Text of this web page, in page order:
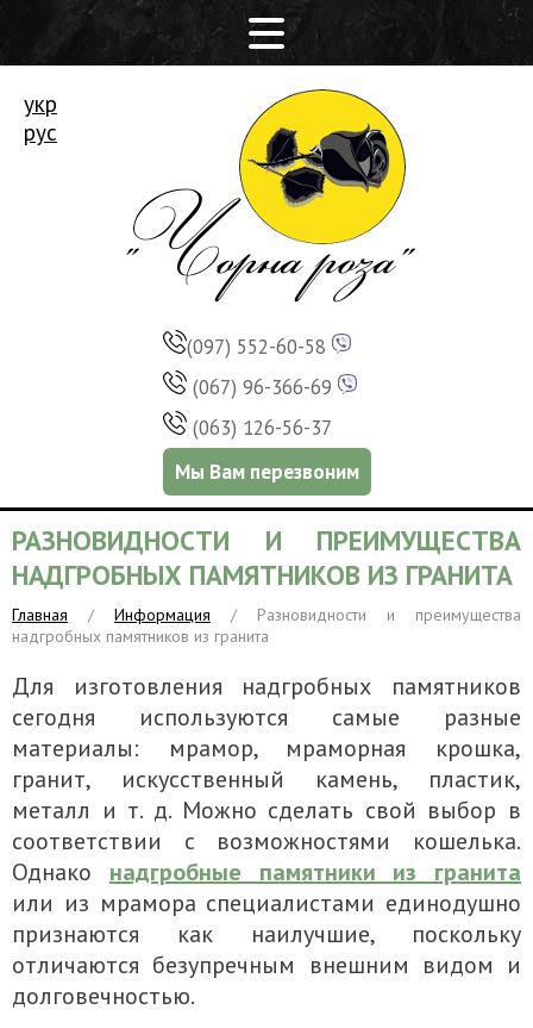
укр
рус
(097) 552-60-58
(067) 96-366-69
(063) 126-56-37
Мы Вам перезвоним
РАЗНОВИДНОСТИ И ПРЕИМУЩЕСТВА
НАДГРОБНЫХ ПАМЯТНИКОВ ИЗ ГРАНИТА
Главная / Информация / Разновидности и преимущества
надгробных памятников из гранита
Для изготовления надгробных памятников
сегодня используются самые разные
материалы: мрамор, мраморная крошка,
гранит, искусственный камень, пластик,
металл и т. д. Можно сделать свой выбор в
соответствии с возможностями кошелька.
Однако надгробные памятники из гранита
или из мрамора специалистами единодушно
признаются как наилучшие, поскольку
отличаются безупречным внешним видом и
долговечностью.